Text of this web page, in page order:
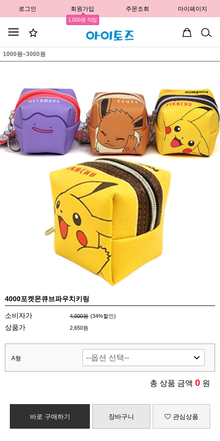
로그인 회원가입
1,000원 적립
주문조회 마이페이지
1000원~3000원
4000포켓몬큐브파우치키링
소비자가 4,000원 (34%할인)
상품가 2,650원
A형
총 상품 금액 0 원
바로 구매하기 장바구니 관심상품